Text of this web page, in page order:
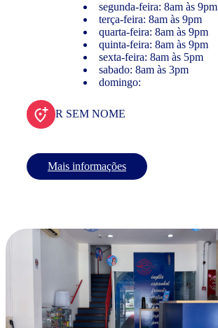
segunda-feira: 8am às 9pm
terça-feira: 8am às 9pm
quarta-feira: 8am às 9pm
quinta-feira: 8am às 9pm
sexta-feira: 8am às 5pm
sabado: 8am às 3pm
domingo:
R SEM NOME
Mais informações